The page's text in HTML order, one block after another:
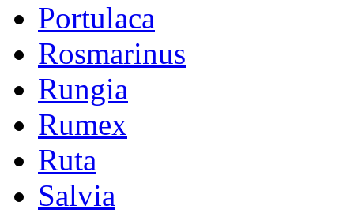
Portulaca
Rosmarinus
Rungia
Rumex
Ruta
Salvia